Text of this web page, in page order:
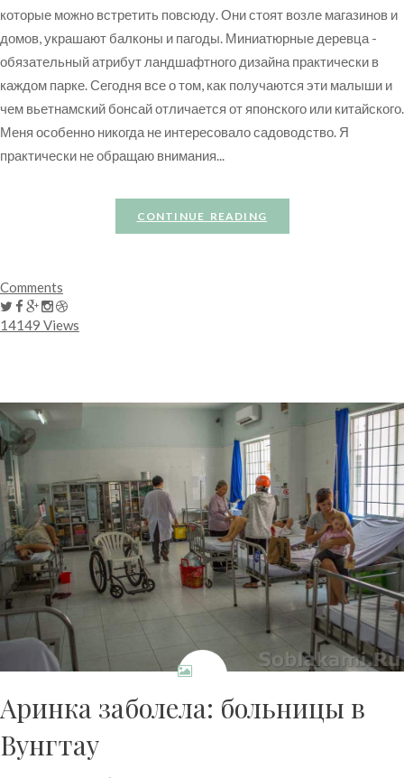
которые можно встретить повсюду. Они стоят возле магазинов и
домов, украшают балконы и пагоды. Миниатюрные деревца -
обязательный атрибут ландшафтного дизайна практически в
каждом парке. Сегодня все о том, как получаются эти малыши и
чем вьетнамский бонсай отличается от японского или китайского.
Меня особенно никогда не интересовало садоводство. Я
практически не обращаю внимания...
CONTINUE READING
Comments
14149 Views
Аринка заболела: больницы в
Вунгтау